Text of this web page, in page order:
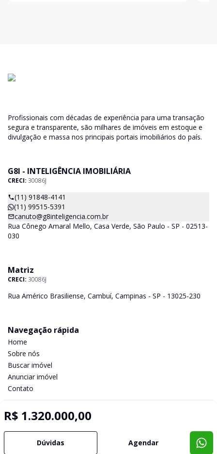
R$ 1.320.000,00
Dúvidas Agendar
Profissionais com décadas de experiência para uma transação
segura e transparente, são milhares de imóveis em estoque e
divulgação e massa nos principais portais imobiliários do país.
G8I - INTELIGÊNCIA IMOBILIÁRIA
CRECI: 30086J
(11) 91848-4141
(11) 99515-5391
canuto@g8inteligencia.com.br
Rua Cônego Amaral Mello, Casa Verde, São Paulo - SP - 02513-
030
Matriz
CRECI: 30086J
Rua Américo Brasiliense, Cambuí, Campinas - SP - 13025-230
Navegação rápida
Home
Sobre nós
Buscar imóvel
Anunciar imóvel
Contato
Selo de Tecnologia Loft